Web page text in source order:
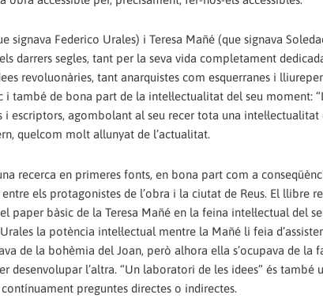
signava Federico Urales) i Teresa Mañé (que signava
darrers segles, tant per la seva vida completament
revoluonàries, tant anarquistes com esquerranes i
i també de bona part de la intel·lectualitat del seu moment:
i escriptors, agombolant al seu recer tota una
quelcom molt allunyat de l’actualitat.
recerca en primeres fonts, en bona part com a
els protagonistes de l’obra i la ciutat de Reus. El llibre
paper bàsic de la Teresa Mañé en la feina intel·lectual del
la potència intel·lectual mentre la Mañé li feia
de la bohèmia del Joan, però alhora ella s’ocupava de
desenvolupar l’altra. “Un laboratori de les idees” és
preguntes directes o indirectes.